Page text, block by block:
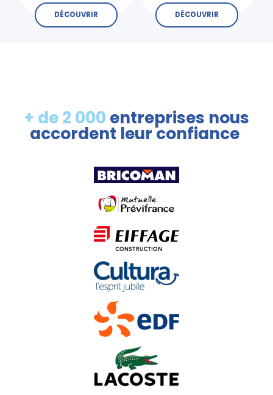
DÉCOUVRIR DÉCOUVRIR
+ de 2 000 entreprises nous
accordent leur confiance